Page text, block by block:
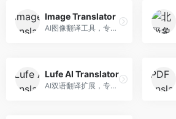
Image Translator
AI图像翻译工具，专注于图片文字翻译。面向设计师和电商从业者，提供图片文字识别、翻译、替换等服务，图像翻译效果好。
Lufe AI Translator
AI双语翻译扩展，专注于浏览器翻译场景。面向外语内容阅读者，提供网页双语翻译、划词翻译等服务，浏览器集成便捷。